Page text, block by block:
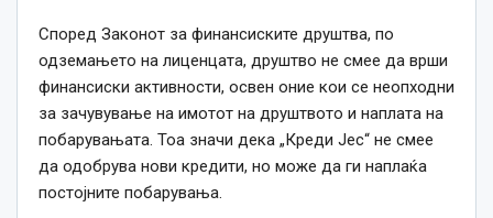
Според Законот за финансиските друштва, по
одземањето на лиценцата, друштво не смее да врши
финансиски активности, освен оние кои се неопходни
за зачувување на имотот на друштвото и наплата на
побарувањата. Тоа значи дека „Креди Јес“ не смее
да одобрува нови кредити, но може да ги наплаќа
постојните побарувања.